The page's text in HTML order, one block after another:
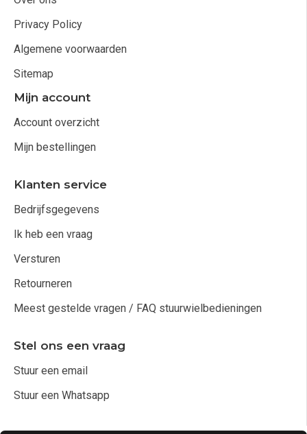
Privacy Policy
Algemene voorwaarden
Sitemap
Mijn account
Account overzicht
Mijn bestellingen
Klanten service
Bedrijfsgegevens
Ik heb een vraag
Versturen
Retourneren
Meest gestelde vragen / FAQ stuurwielbedieningen
Stel ons een vraag
Stuur een email
Stuur een Whatsapp